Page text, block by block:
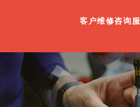
客户维修咨询